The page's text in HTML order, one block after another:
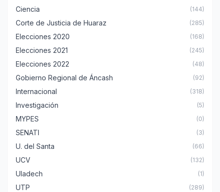
Ciencia (144)
Corte de Justicia de Huaraz (285)
Elecciones 2020 (168)
Elecciones 2021 (245)
Elecciones 2022 (48)
Gobierno Regional de Áncash (92)
Internacional (318)
Investigación (5)
MYPES (0)
SENATI (3)
U. del Santa (66)
UCV (132)
Uladech (1)
UTP (289)